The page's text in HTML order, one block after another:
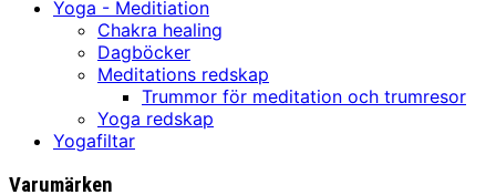
Yoga - Meditiation
Chakra healing
Dagböcker
Meditations redskap
Trummor för meditation och trumresor
Yoga redskap
Yogafiltar
Varumärken